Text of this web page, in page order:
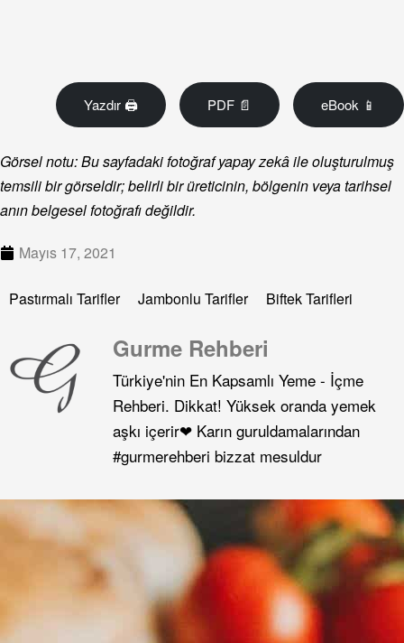
Yazdır 🖨 PDF 📄 eBook 📱
Görsel notu: Bu sayfadaki fotoğraf yapay zekâ ile oluşturulmuş
temsili bir görseldir; belirli bir üreticinin, bölgenin veya tarihsel
anın belgesel fotoğrafı değildir.
Mayıs 17, 2021
Pastırmalı Tarifler Jambonlu Tarifler Biftek Tarifleri
Gurme Rehberi
Türkiye'nin En Kapsamlı Yeme - İçme
Rehberi. Dikkat! Yüksek oranda yemek
aşkı içerir❤ Karın guruldamalarından
#gurmerehberi bizzat mesuldur